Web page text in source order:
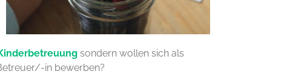
sondern wollen sich als
in bewerben?